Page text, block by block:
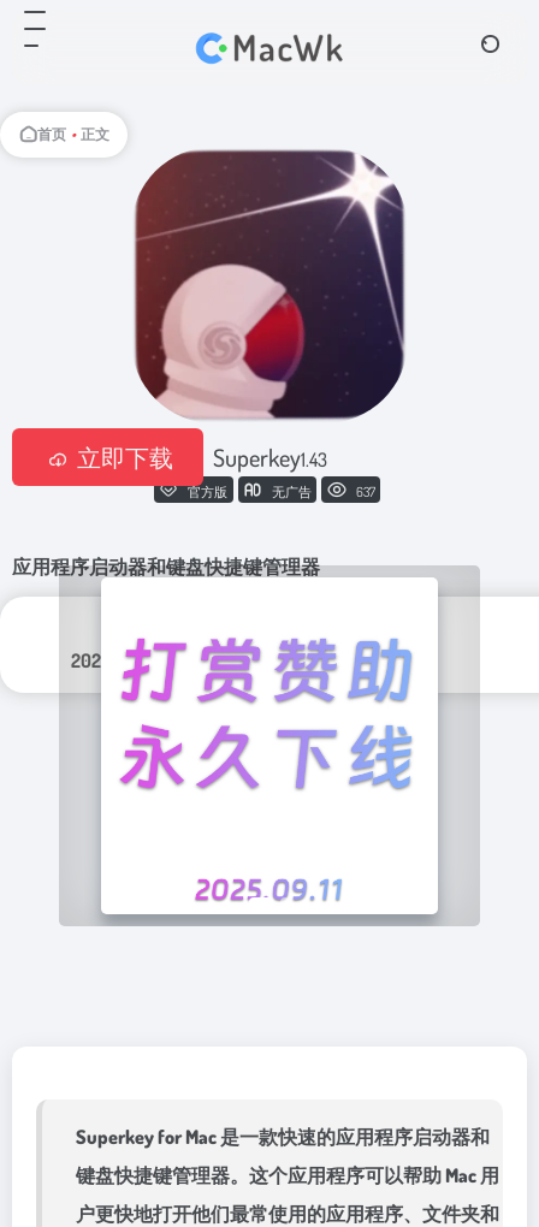
首页 • 正文
Superkey1.43
官方版 无广告 637
应用程序启动器和键盘快捷键管理器
2025年 2月 14日 实用程序
立即下载
Superkey for Mac 是一款快速的应用程序启动器和
键盘快捷键管理器。这个应用程序可以帮助 Mac 用
户更快地打开他们最常使用的应用程序、文件夹和